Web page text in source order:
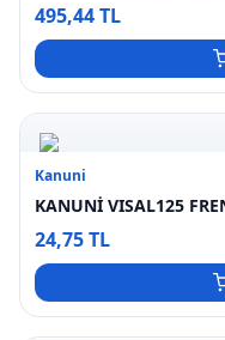
495,44 TL
Kanuni
KANUNİ VISAL125
24,75 TL